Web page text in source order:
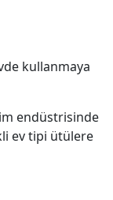
kullanmaya
endüstrisinde
ev tipi ütülere